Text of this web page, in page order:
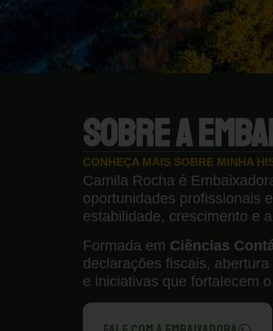
SOBRE A
CONHEÇA MAIS SOBRE MINHA
Camila Rocha é
oportunidades profissionais
estabilidade, crescimento e
Formada em Ciências
declarações fiscais,
e iniciativas que fortalecem